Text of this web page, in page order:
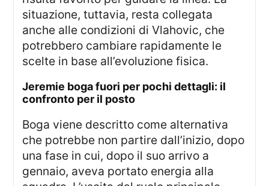
situazione, tuttavia, resta collegata
anche alle condizioni di Vlahovic, che
potrebbero cambiare rapidamente le
scelte in base all’evoluzione fisica.
jeremie boga fuori per pochi dettagli: il
confronto per il posto
Boga viene descritto come alternativa
che potrebbe non partire dall’inizio, dopo
una fase in cui, dopo il suo arrivo a
gennaio, aveva portato energia alla